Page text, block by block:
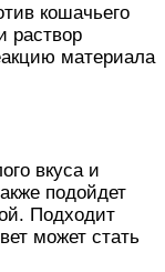
кошачьего
раствор
материала
вкуса и
подойдет
Подходит
может стать